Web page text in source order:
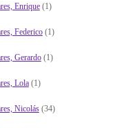
Enrique(1)
Federico(1)
Gerardo(1)
Lola(1)
Nicolás(34)